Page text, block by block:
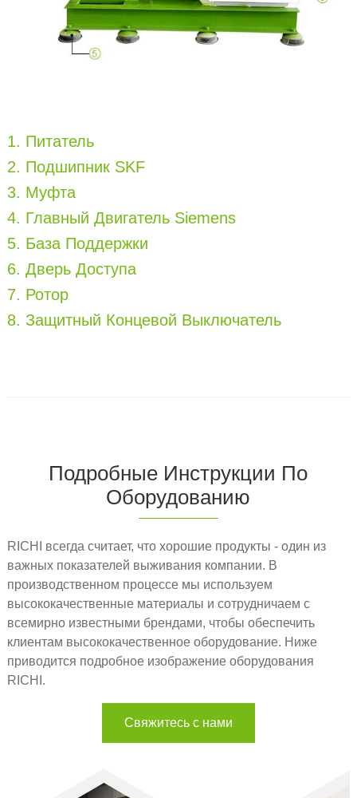
1. Питатель
2. Подшипник SKF
3. Муфта
4. Главный Двигатель Siemens
5. База Поддержки
6. Дверь Доступа
7. Ротор
8. Защитный Концевой Выключатель
Подробные Инструкции По
Оборудованию
RICHI всегда считает, что хорошие продукты - один из
важных показателей выживания компании. В
производственном процессе мы используем
высококачественные материалы и сотрудничаем с
всемирно известными брендами, чтобы обеспечить
клиентам высококачественное оборудование. Ниже
приводится подробное изображение оборудования
RICHI.
Свяжитесь с нами